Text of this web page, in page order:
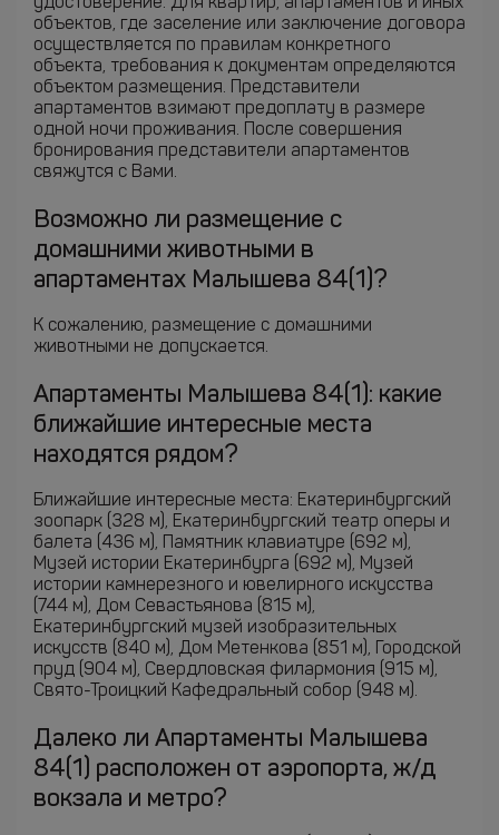
объектов, где заселение или заключение договора
осуществляется по правилам конкретного
объекта, требования к документам определяются
объектом размещения. Представители
апартаментов взимают предоплату в размере
одной ночи проживания. После совершения
бронирования представители апартаментов
свяжутся с Вами.
Возможно ли размещение с
домашними животными в
апартаментах Малышева 84(1)?
К сожалению, размещение с домашними
животными не допускается.
Апартаменты Малышева 84(1): какие
ближайшие интересные места
находятся рядом?
Ближайшие интересные места: Екатеринбургский
зоопарк (328 м), Екатеринбургский театр оперы и
балета (436 м), Памятник клавиатуре (692 м),
Музей истории Екатеринбурга (692 м), Музей
истории камнерезного и ювелирного искусства
(744 м), Дом Севастьянова (815 м),
Екатеринбургский музей изобразительных
искусств (840 м), Дом Метенкова (851 м), Городской
пруд (904 м), Свердловская филармония (915 м),
Свято-Троицкий Кафедральный собор (948 м).
Далеко ли Апартаменты Малышева
84(1) расположен от аэропорта, ж/д
вокзала и метро?